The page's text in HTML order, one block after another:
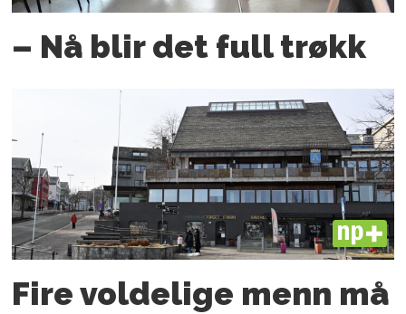
– Nå blir det full trøkk
PLUS
Fire voldelige menn må